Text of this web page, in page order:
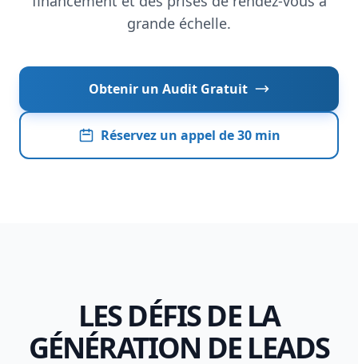
CRM & Data
Local - Baix Penedès · Garraf · Tarragona
grande échelle.
Obtenir un Audit Gratuit
Réservez un appel de 30 min
LES DÉFIS DE LA
GÉNÉRATION DE LEADS